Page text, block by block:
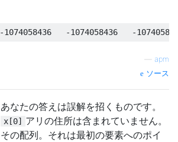
-1074058436 -1074058436 -
apm
ソース
あなたの答えは誤解を招くものです。
x[0]
アリの住所は含まれていません。
その配列。それは最初の要素へのポイ